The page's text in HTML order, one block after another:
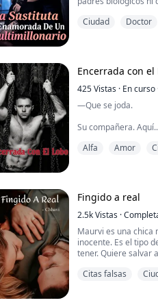
Nunca pensó que la
Ciudad Doctor
Encerrada con el
425Vistas · En curso
—Que se joda.
Su compañera. Aquí.
Sebastián apretó
Ella era suya.
****Un misterioso
psicóloga criminal, al
prisionero
Alfa Amor
Fingido a real
2.5kVistas ·
Maurvi es una chica
inocente. Es el tipo
tener. Quiere salvar
ayuda para poder
Citas falsas